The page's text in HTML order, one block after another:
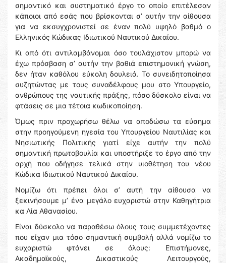
σημαντικό και συστηματικό έργο το οποίο επιτέλεσαν
κάποιοι από εσάς που βρίσκονται σ’ αυτήν την αίθουσα
για να εκσυγχρονιστεί σε έναν πολύ υψηλό βαθμό ο
Ελληνικός Κώδικας Ιδιωτικού Ναυτικού Δικαίου.
Κι από ότι αντιλαμβάνομαι όσο τουλάχιστον μπορώ να
έχω πρόσβαση σ’ αυτήν την βαθιά επιστημονική γνώση,
δεν ήταν καθόλου εύκολη δουλειά. Το συνειδητοποίησα
συζητώντας με τους συναδέλφους μου στο Υπουργείο,
ανθρώπους της ναυτικής πράξης, πόσο δύσκολο είναι να
φτάσεις σε μια τέτοια κωδικοποίηση.
Όμως πριν προχωρήσω θέλω να αποδώσω τα εύσημα
στην προηγούμενη ηγεσία του Υπουργείου Ναυτιλίας και
Νησιωτικής Πολιτικής γιατί είχε αυτήν την πολύ
σημαντική πρωτοβουλία και υποστήριξε το έργο από την
αρχή που οδήγησε τελικά στην υιοθέτηση του νέου
Κώδικα Ιδιωτικού Ναυτικού Δικαίου.
Νομίζω ότι πρέπει όλοι σ’ αυτή την αίθουσα να
ξεκινήσουμε μ’ ένα μεγάλο ευχαριστώ στην Καθηγήτρια
κα Λία Αθανασίου.
Είναι δύσκολο να παραθέσω όλους τους συμμετέχοντες
που είχαν μια τόσο σημαντική συμβολή αλλά νομίζω το
ευχαριστώ φτάνει σε όλους: Επιστήμονες,
Ακαδημαϊκούς, Δικαστικούς Λειτουργούς,